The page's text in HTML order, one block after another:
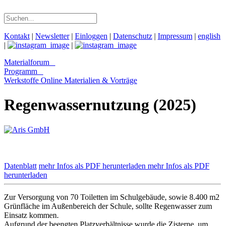
Kontakt | Newsletter| Einloggen | Datenschutz | Impressum | english
|
|
Materialforum
Programm
Werkstoffe Online Materialien & Vorträge
Regenwassernutzung (2025)
Datenblatt mehr Infos als PDF herunterladen mehr Infos als PDF
herunterladen
Zur Versorgung von 70 Toiletten im Schulgebäude, sowie 8.400 m2
Grünfläche im Außenbereich der Schule, sollte Regenwasser zum
Einsatz kommen.
Aufgrund der beengten Platzverhältnisse wurde die Zisterne, um